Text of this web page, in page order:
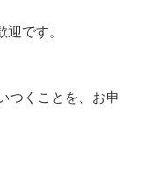
です。
くことを、お申